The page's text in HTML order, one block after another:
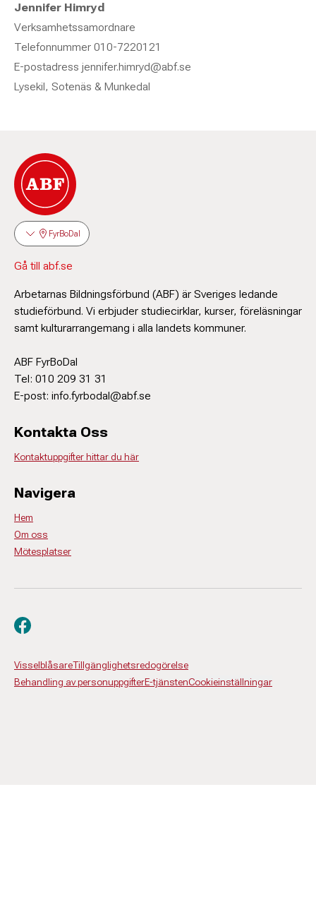
Jennifer Himryd
Verksamhetssamordnare
Telefonnummer 010-7220121
E-postadress jennifer.himryd@abf.se
Lysekil, Sotenäs & Munkedal
FyrBoDal
Gå till abf.se
Arbetarnas Bildningsförbund (ABF) är Sveriges ledande
studieförbund. Vi erbjuder studiecirklar, kurser, föreläsningar
samt kulturarrangemang i alla landets kommuner.
ABF FyrBoDal
Tel: 010 209 31 31
E-post: info.fyrbodal@abf.se
Kontakta Oss
Kontaktuppgifter hittar du här
Navigera
Hem
Om oss
Mötesplatser
VisselblåsareTillgänglighetsredogörelse
Behandling av personuppgifterE-tjänstenCookieinställningar
Besök oss på facebook